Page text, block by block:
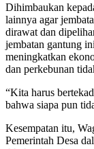
Dihimbaukan
lainnya agar
dirawat dan
jembatan gantung
meningkatkan
dan perkebunan
“Kita harus
bahwa siapa pun
Kesempatan itu,
Pemerintah Desa